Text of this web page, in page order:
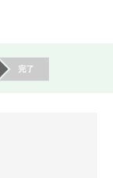
完了